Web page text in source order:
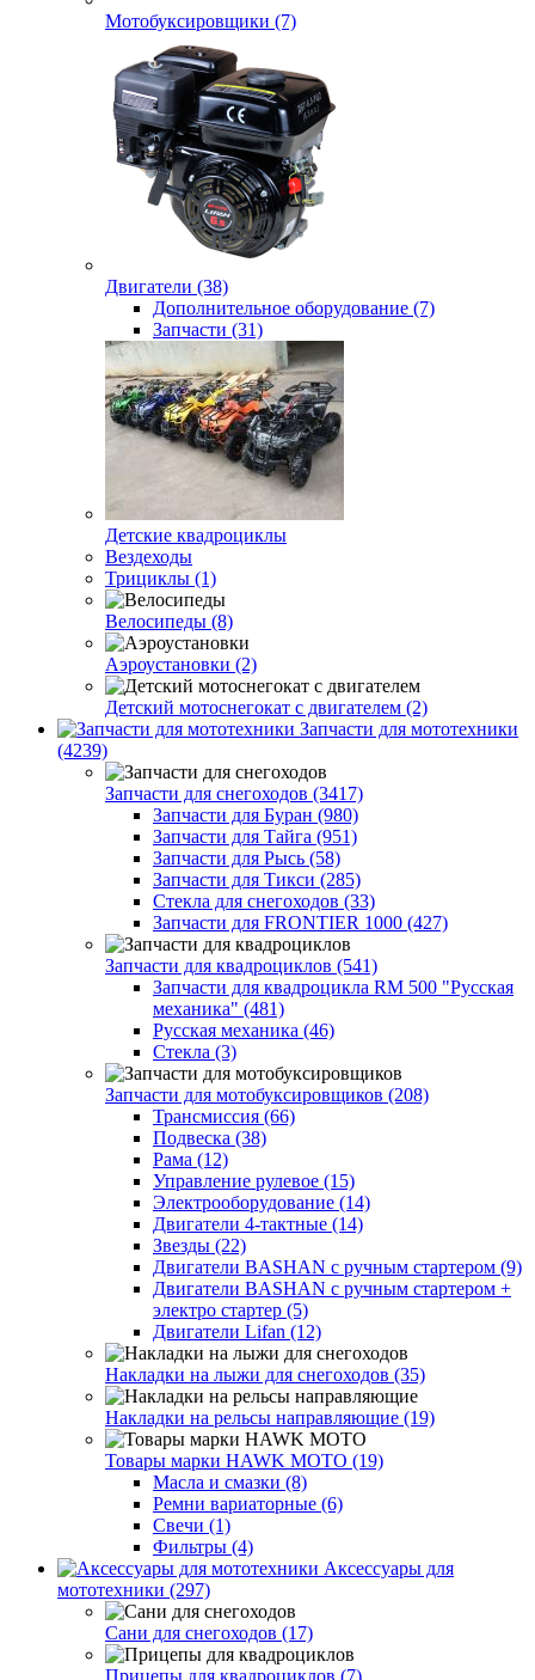
Мотобуксировщики (7)
Двигатели (38)
Дополнительное оборудование (7)
Запчасти (31)
Детские квадроциклы
Вездеходы
Трициклы (1)
Велосипеды (8)
Аэроустановки (2)
Детский мотоснегокат с двигателем (2)
Запчасти для мототехники
(4239)
Запчасти для снегоходов (3417)
Запчасти для Буран (980)
Запчасти для Тайга (951)
Запчасти для Рысь (58)
Запчасти для Тикси (285)
Стекла для снегоходов (33)
Запчасти для FRONTIER 1000 (427)
Запчасти для квадроциклов (541)
Запчасти для квадроцикла RM 500 "Русская
механика" (481)
Русская механика (46)
Стекла (3)
Запчасти для мотобуксировщиков (208)
Трансмиссия (66)
Подвеска (38)
Рама (12)
Управление рулевое (15)
Электрооборудование (14)
Двигатели 4-тактные (14)
Звезды (22)
Двигатели BASHAN с ручным стартером (9)
Двигатели BASHAN с ручным стартером +
электро стартер (5)
Двигатели Lifan (12)
Накладки на лыжи для снегоходов (35)
Накладки на рельсы направляющие (19)
Товары марки HAWK MOTO (19)
Масла и смазки (8)
Ремни вариаторные (6)
Свечи (1)
Фильтры (4)
Аксессуары для
мототехники (297)
Сани для снегоходов (17)
Прицепы для квадроциклов (7)